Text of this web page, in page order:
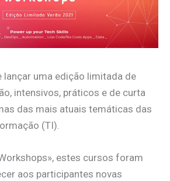
lançar uma edição limitada de
intensivos, práticos e de curta
das mais atuais temáticas das
(TI).
estes cursos foram
aos participantes novas